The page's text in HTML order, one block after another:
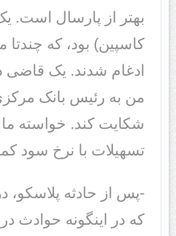
بهتر از پارسال
کاسپین) بود، که
ادغام شدند. یک قاضی
من به رئیس بانک
شکایت کند. خواسته ما
تسهیلات با نرخ سود
-پس از حادثه
که در اینگونه حوادث